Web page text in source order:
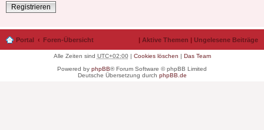
Registrieren
Portal Foren-Übersicht | Aktive Themen | Ungelesene Beiträge
Alle Zeiten sind UTC+02:00| Cookies löschen | Das Team
Powered by phpBB® Forum Software © phpBB Limited
Deutsche Übersetzung durch phpBB.de